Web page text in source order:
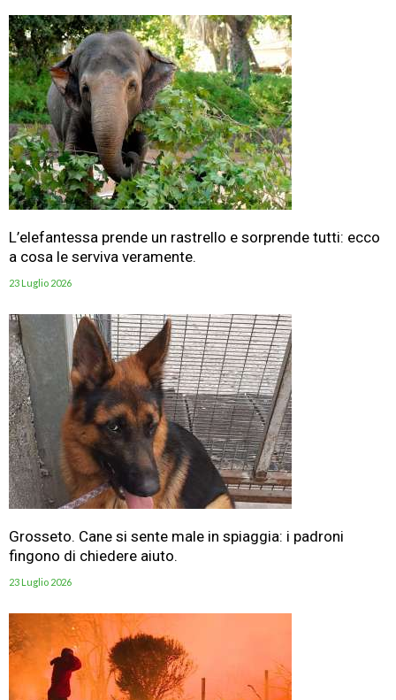
L’elefantessa prende un rastrello e sorprende tutti: ecco
a cosa le serviva veramente.
23 Luglio 2026
Grosseto. Cane si sente male in spiaggia: i padroni
fingono di chiedere aiuto.
23 Luglio 2026